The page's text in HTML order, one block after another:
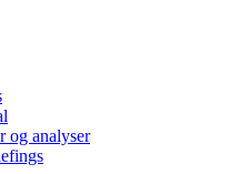
og analyser